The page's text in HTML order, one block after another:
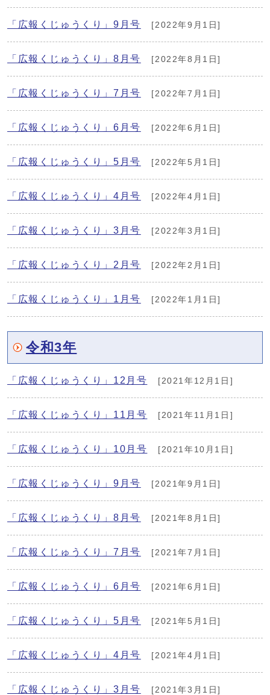
「広報くじゅうくり」9月号 [2022年9月1日]
「広報くじゅうくり」8月号 [2022年8月1日]
「広報くじゅうくり」7月号 [2022年7月1日]
「広報くじゅうくり」6月号 [2022年6月1日]
「広報くじゅうくり」5月号 [2022年5月1日]
「広報くじゅうくり」4月号 [2022年4月1日]
「広報くじゅうくり」3月号 [2022年3月1日]
「広報くじゅうくり」2月号 [2022年2月1日]
「広報くじゅうくり」1月号 [2022年1月1日]
令和3年
「広報くじゅうくり」12月号 [2021年12月1日]
「広報くじゅうくり」11月号 [2021年11月1日]
「広報くじゅうくり」10月号 [2021年10月1日]
「広報くじゅうくり」9月号 [2021年9月1日]
「広報くじゅうくり」8月号 [2021年8月1日]
「広報くじゅうくり」7月号 [2021年7月1日]
「広報くじゅうくり」6月号 [2021年6月1日]
「広報くじゅうくり」5月号 [2021年5月1日]
「広報くじゅうくり」4月号 [2021年4月1日]
「広報くじゅうくり」3月号 [2021年3月1日]